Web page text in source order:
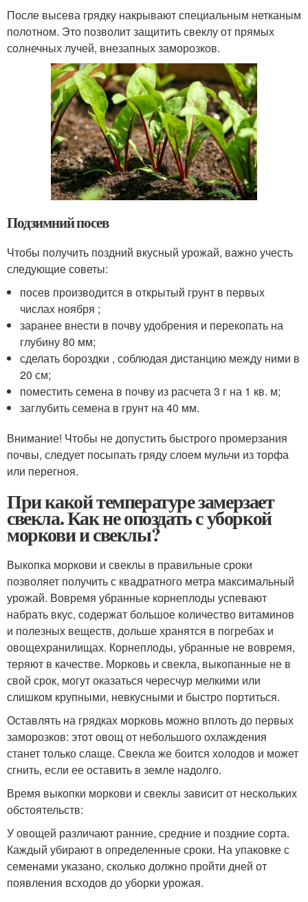
После высева грядку накрывают специальным нетканым
полотном. Это позволит защитить свеклу от прямых
солнечных лучей, внезапных заморозков.
Подзимний посев
Чтобы получить поздний вкусный урожай, важно учесть
следующие советы:
посев производится в открытый грунт в первых
числах ноября ;
заранее внести в почву удобрения и перекопать на
глубину 80 мм;
сделать бороздки , соблюдая дистанцию между ними в
20 см;
поместить семена в почву из расчета 3 г на 1 кв. м;
заглубить семена в грунт на 40 мм.
Внимание! Чтобы не допустить быстрого промерзания
почвы, следует посыпать гряду слоем мульчи из торфа
или перегноя.
При какой температуре замерзает
свекла. Как не опоздать с уборкой
моркови и свеклы?
Выкопка моркови и свеклы в правильные сроки
позволяет получить с квадратного метра максимальный
урожай. Вовремя убранные корнеплоды успевают
набрать вкус, содержат большое количество витаминов
и полезных веществ, дольше хранятся в погребах и
овощехранилищах. Корнеплоды, убранные не вовремя,
теряют в качестве. Морковь и свекла, выкопанные не в
свой срок, могут оказаться чересчур мелкими или
слишком крупными, невкусными и быстро портиться.
Оставлять на грядках морковь можно вплоть до первых
заморозков: этот овощ от небольшого охлаждения
станет только слаще. Свекла же боится холодов и может
сгнить, если ее оставить в земле надолго.
Время выкопки моркови и свеклы зависит от нескольких
обстоятельств:
У овощей различают ранние, средние и поздние сорта.
Каждый убирают в определенные сроки. На упаковке с
семенами указано, сколько должно пройти дней от
появления всходов до уборки урожая.